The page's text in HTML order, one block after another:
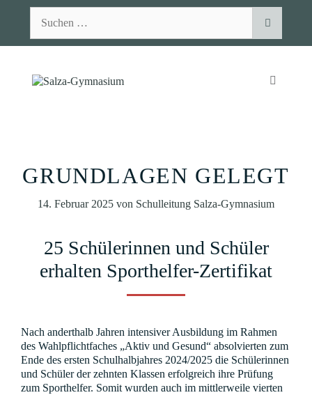
nach:
GRUNDLAGEN GELEGT
14. Februar 2025 von Schulleitung Salza-Gymnasium
25 Schülerinnen und Schüler
erhalten Sporthelfer-Zertifikat
Nach anderthalb Jahren intensiver Ausbildung im Rahmen
des Wahlpflichtfaches „Aktiv und Gesund“ absolvierten zum
Ende des ersten Schulhalbjahres 2024/2025 die Schülerinnen
und Schüler der zehnten Klassen erfolgreich ihre Prüfung
zum Sporthelfer. Somit wurden auch im mittlerweile vierten